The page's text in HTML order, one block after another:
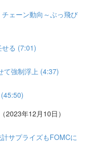
ェーン動向～ぶっ飛び
る (7:01)
て強制浮上 (4:37)
2023年12月10日）
サプライズもFOMCに